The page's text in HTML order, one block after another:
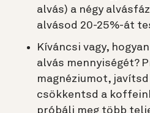
alvás) a négy
alvásod 20-25%-át
Kíváncsi vagy,
alvás mennyiségét?
magnéziumot,
csökkentsd a
próbálj meg több